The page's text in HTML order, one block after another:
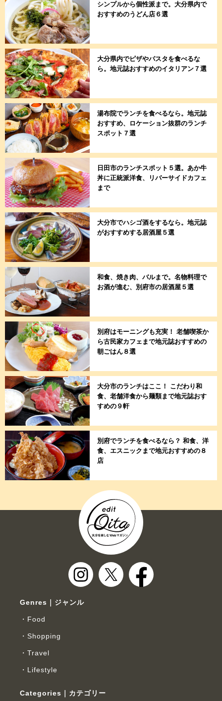
シンプルから個性派まで。大分県内で
おすすめのうどん店６選
大分県内でピザやパスタを食べるな
ら。地元誌おすすめのイタリアン７選
湯布院でランチを食べるなら。地元誌
おすすめ、ロケーション抜群のランチ
スポット７選
日田市のランチスポット５選。あか牛
丼に正統派洋食、リバーサイドカフェ
まで
大分市でハシゴ酒をするなら。地元誌
がおすすめする居酒屋５選
和食、焼き肉、バルまで。名物料理で
お酒が進む、別府市の居酒屋５選
別府はモーニングも充実！ 老舗喫茶か
ら古民家カフェまで地元誌おすすめの
朝ごはん８選
大分市のランチはここ！ こだわり和
食、老舗洋食から麺類まで地元誌おす
すめの９軒
別府でランチを食べるなら？ 和食、洋
食、エスニックまで地元おすすめの８
店
Genres｜ジャンル
Food
Shopping
Travel
Lifestyle
Categories｜カテゴリー